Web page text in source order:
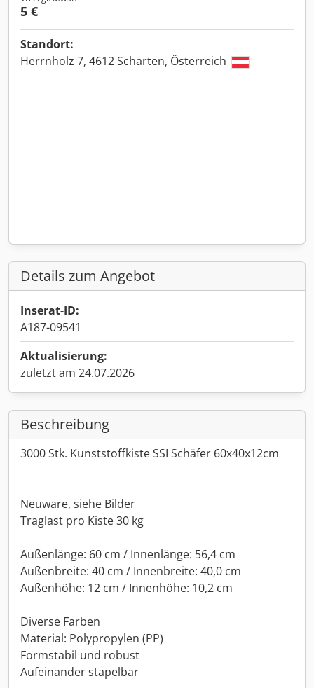
5 €
Standort:
Herrnholz 7, 4612 Scharten, Österreich
Details zum Angebot
Inserat-ID:
A187-09541
Aktualisierung:
zuletzt am 24.07.2026
Beschreibung
3000 Stk. Kunststoffkiste SSI Schäfer 60x40x12cm
Neuware, siehe Bilder
Traglast pro Kiste 30 kg
Außenlänge: 60 cm / Innenlänge: 56,4 cm
Außenbreite: 40 cm / Innenbreite: 40,0 cm
Außenhöhe: 12 cm / Innenhöhe: 10,2 cm
Diverse Farben
Material: Polypropylen (PP)
Formstabil und robust
Aufeinander stapelbar